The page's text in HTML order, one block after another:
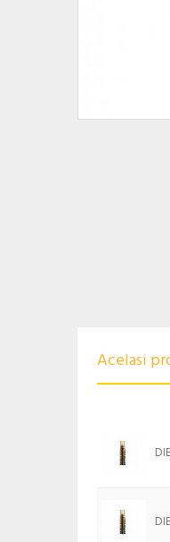
Acelasi